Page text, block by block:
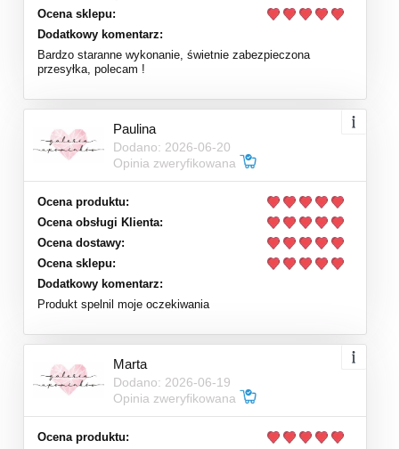
Ocena sklepu:
Dodatkowy komentarz:
Bardzo staranne wykonanie, świetnie zabezpieczona
przesyłka, polecam !
Paulina
Dodano: 2026-06-20
Opinia zweryfikowana
Ocena produktu:
Ocena obsługi Klienta:
Ocena dostawy:
Ocena sklepu:
Dodatkowy komentarz:
Produkt spelnil moje oczekiwania
Marta
Dodano: 2026-06-19
Opinia zweryfikowana
Ocena produktu: